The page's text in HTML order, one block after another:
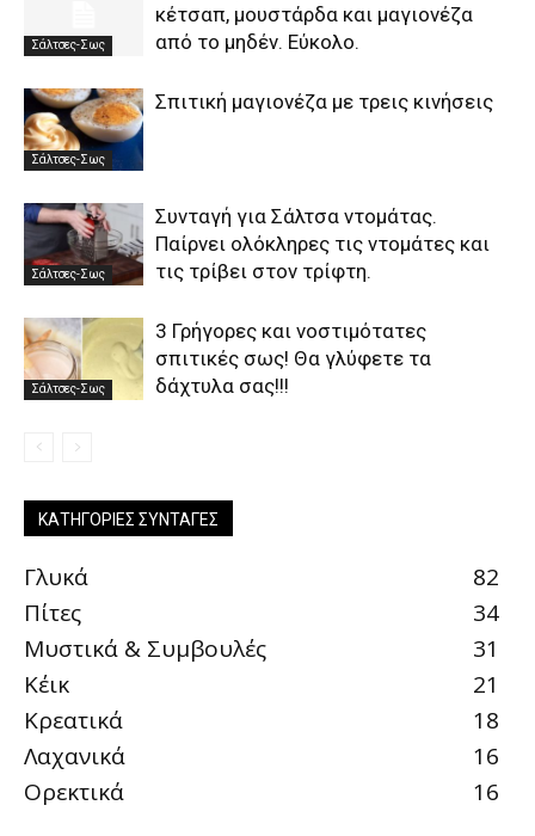
Σάλτσες-Σως
κέτσαπ, μουστάρδα και μαγιονέζα
από το μηδέν. Εύκολο.
Σάλτσες-Σως
Σπιτική μαγιονέζα με τρεις κινήσεις
Σάλτσες-Σως
Συνταγή για Σάλτσα ντομάτας.
Παίρνει ολόκληρες τις ντομάτες και
τις τρίβει στον τρίφτη.
Σάλτσες-Σως
3 Γρήγορες και νοστιμότατες
σπιτικές σως! Θα γλύφετε τα
δάχτυλα σας!!!
ΚΑΤΗΓΟΡΊΕΣ ΣΥΝΤΑΓΈΣ
Γλυκά
82
Πίτες
34
Μυστικά & Συμβουλές
31
Κέικ
21
Κρεατικά
18
Λαχανικά
16
Ορεκτικά
16